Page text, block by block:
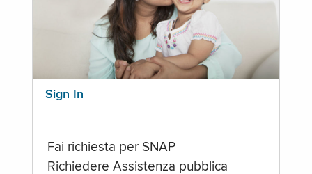
Sign In
Fai richiesta per SNAP
Richiedere Assistenza pubblica